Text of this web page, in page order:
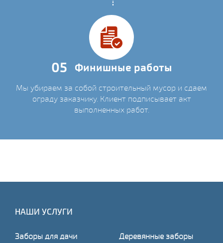
05 Финишные работы
Мы убираем за собой строительный мусор и сдаем
ограду заказчику. Клиент подписывает акт
выполненных работ.
НАШИ УСЛУГИ
Заборы для дачи
Деревянные заборы